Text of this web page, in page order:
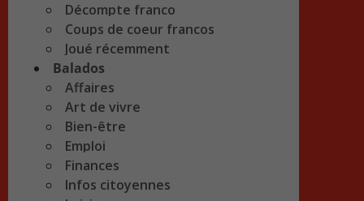
Décompte franco
Coups de coeur francos
Joué récemment
Balados
Affaires
Art de vivre
Bien-être
Emploi
Finances
Infos citoyennes